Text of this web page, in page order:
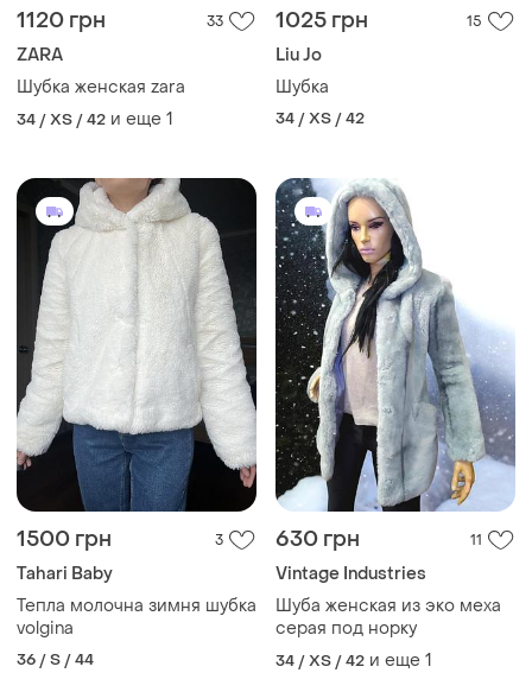
1120 грн 33
ZARA
Шубка женская zara
34 / XS / 42 и еще 1
1025 грн 15
Liu Jo
Шубка
34 / XS / 42
1500 грн 3
Tahari Baby
Тепла молочна зимня шубка
volgina
36 / S / 44
630 грн 11
Vintage Industries
Шуба женская из эко меха
серая под норку
34 / XS / 42 и еще 1